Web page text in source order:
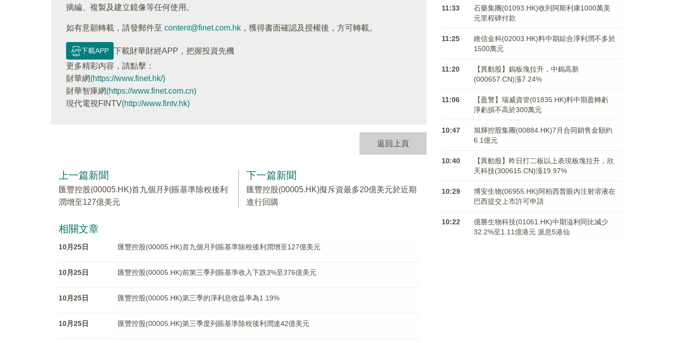
摘編、複製及建立鏡像等任何使用。
如有意願轉載，請發郵件至 content@finet.com.hk ，獲得書面確認及授權後，方可轉載。
下載APP
下載財華財經APP，把握投資先機
更多精彩内容，請點擊：
財華網(https://www.finet.hk/)
財華智庫網(https://www.finet.com.cn)
現代電視FINTV(http://www.fintv.hk)
返回上頁
上一篇新聞
匯豐控股(00005.HK)首九個月列賬基準除稅後利
潤增至127億美元
下一篇新聞
匯豐控股(00005.HK)擬斥資最多20億美元於近期
進行回購
相關文章
10月25日 匯豐控股(00005.HK)首九個月列賬基準除稅後利潤增至127億美元
10月25日 匯豐控股(00005.HK)前第三季列賬基準收入下跌3%至376億美元
10月25日 匯豐控股(00005.HK)第三季的淨利息收益率為1.19%
10月25日 匯豐控股(00005.HK)第三季度列賬基準除稅後利潤達42億美元
11:33
石藥集團(01093.HK)收到阿斯利康1000萬美
元里程碑付款
11:25
維信金科(02003.HK)料中期綜合淨利潤不多於
1500萬元
11:20
【異動股】鎢板塊拉升，中鎢高新
(000657.CN)漲7.24%
11:06
【盈警】瑞威資管(01835.HK)料中期盈轉虧
淨虧損不高於300萬元
10:47
旭輝控股集團(00884.HK)7月合同銷售金額約
6.1億元
10:40
【異動股】昨日打二板以上表現板塊拉升，欣
天科技(300615.CN)漲19.97%
10:29
博安生物(06955.HK)阿柏西普眼內注射溶液在
巴西提交上市許可申請
10:22
億勝生物科技(01061.HK)中期溢利同比減少
32.2%至1.11億港元 派息5港仙